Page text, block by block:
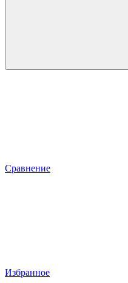
Сравнение
Избранное